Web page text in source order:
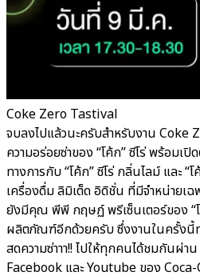
Coke Zero Tastival
จบลงไปแล้วนะครับสำหรับงาน
ความอร่อยซ่าของ “โค้ก” ซีโร่ พร้อมเปิ
ทางการกับ “โค้ก” ซีโร่ กลิ่นไลม์ และ “
เครื่องดื่ม ลิมิเต็ด อิดิชั่น ที่มีจำหน่ายเฉ
ยังมีคุณ พีพี กฤษฏ์ พรีเซ็นเตอร์ของ “โ
ผลิตภัณฑ์อีกด้วยครับ ซึ่งงานในครั้งนี้ท
สดความซ่าาา!! ไปให้ทุกคนได้ชมกันผ่
Facebook และ Youtube ของ